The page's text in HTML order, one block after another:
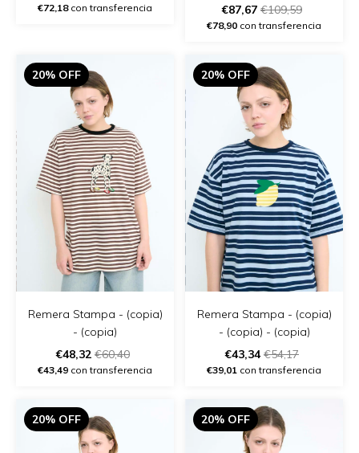
€72,18con transferencia
€87,67 €109,59
€78,90 con transferencia
20% OFF
Remera Stampa - (copia)
- (copia)
€48,32 €60,40
€43,49 con transferencia
20% OFF
Remera Stampa - (copia)
- (copia) - (copia)
€43,34€54,17
€39,01 con transferencia
20% OFF 20% OFF